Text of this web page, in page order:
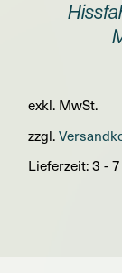
exkl. MwSt.
zzgl.
Lieferzeit:3 -